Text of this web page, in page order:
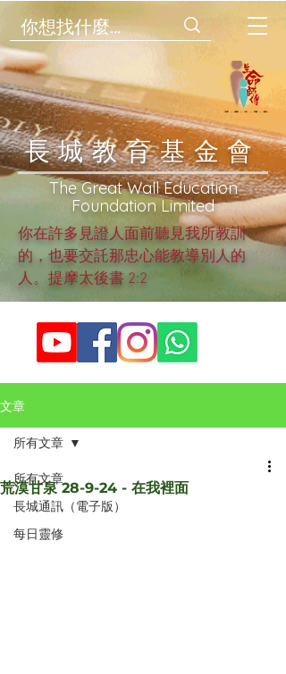
​長城教育基金會
​The Great Wall Education
Foundation Limited
你在許多見證人面前聽見我所教訓
的，也要交託那忠心能教導別人的
人。提摩太後書 2:2
文章
所有文章
長城通訊（電子版）
每日靈修
所有文章
荒漠甘泉 28-9-24 - 在我裡面